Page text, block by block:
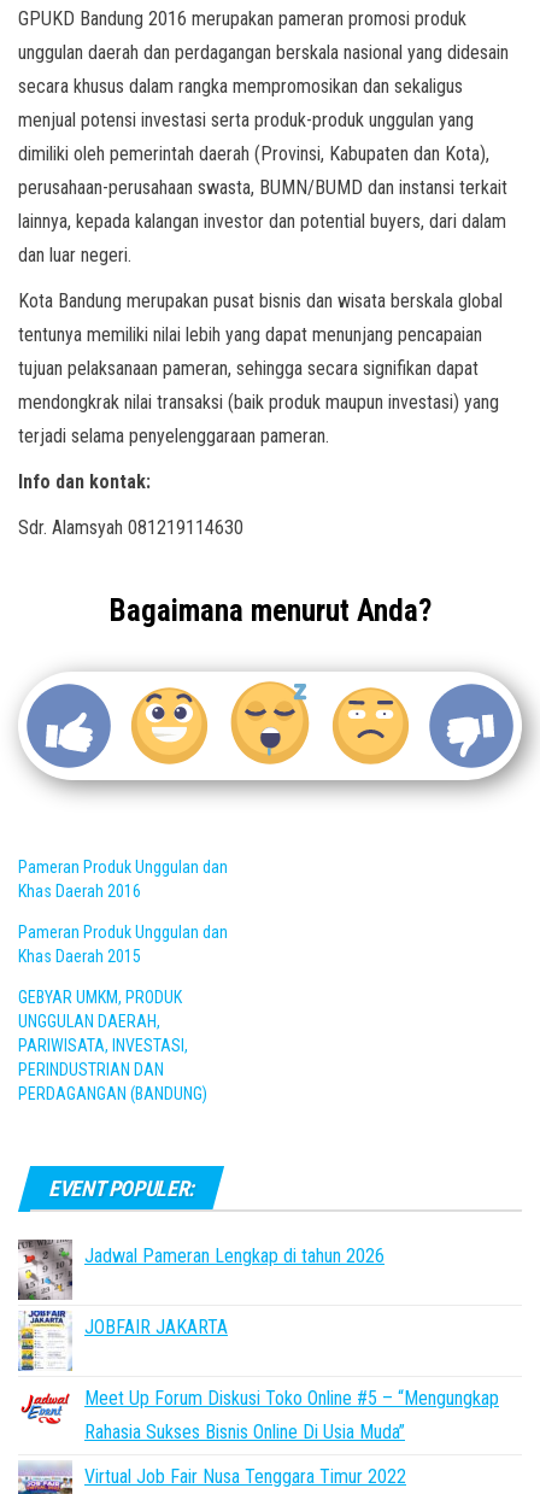
GPUKD Bandung 2016 merupakan pameran promosi produk
unggulan daerah dan perdagangan berskala nasional yang didesain
secara khusus dalam rangka mempromosikan dan sekaligus
menjual potensi investasi serta produk-produk unggulan yang
dimiliki oleh pemerintah daerah (Provinsi, Kabupaten dan Kota),
perusahaan-perusahaan swasta, BUMN/BUMD dan instansi terkait
lainnya, kepada kalangan investor dan potential buyers, dari dalam
dan luar negeri.
Kota Bandung merupakan pusat bisnis dan wisata berskala global
tentunya memiliki nilai lebih yang dapat menunjang pencapaian
tujuan pelaksanaan pameran, sehingga secara signifikan dapat
mendongkrak nilai transaksi (baik produk maupun investasi) yang
terjadi selama penyelenggaraan pameran.
Info dan kontak:
Sdr. Alamsyah 081219114630
Bagaimana menurut Anda?
Pameran Produk Unggulan dan
Khas Daerah 2016
Pameran Produk Unggulan dan
Khas Daerah 2015
GEBYAR UMKM, PRODUK
UNGGULAN DAERAH,
PARIWISATA, INVESTASI,
PERINDUSTRIAN DAN
PERDAGANGAN (BANDUNG)
EVENT POPULER:
Jadwal Pameran Lengkap di tahun 2026
JOBFAIR JAKARTA
Meet Up Forum Diskusi Toko Online #5 – “Mengungkap
Rahasia Sukses Bisnis Online Di Usia Muda”
Virtual Job Fair Nusa Tenggara Timur 2022